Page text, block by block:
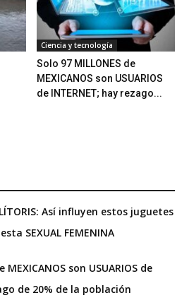
Ciencia y tecnología
Solo 97 MILLONES de
MEXICANOS son USUARIOS
de INTERNET; hay rezago...
Así influyen estos juguetes
SEXUAL FEMENINA
MEXICANOS son USUARIOS de
de 20% de la población